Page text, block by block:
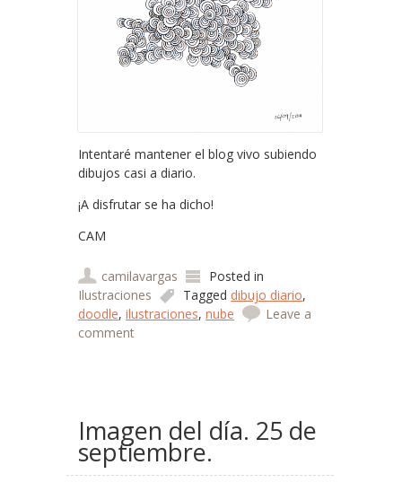
Intentaré mantener el blog vivo subiendo
dibujos casi a diario.
¡A disfrutar se ha dicho!
CAM
camilavargas
Posted in
Ilustraciones
Tagged dibujo diario,
doodle,ilustraciones,nube
Leave a
comment
Imagen del día. 25 de
septiembre.